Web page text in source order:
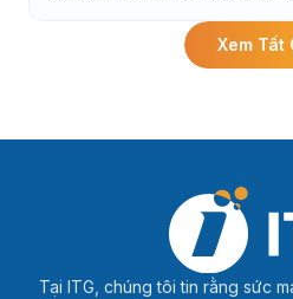
Xem Tất
Tại ITG, chúng tôi tin rằng sức